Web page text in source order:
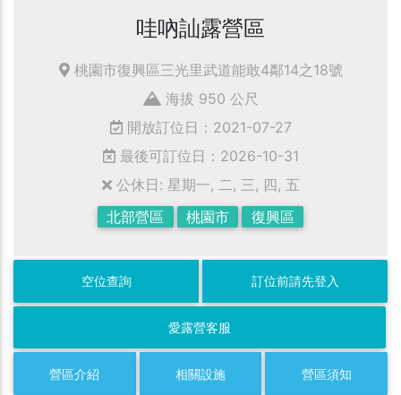
哇吶訕露營區
桃園市復興區三光里武道能敢4鄰14之18號
海拔 950 公尺
開放訂位日：2021-07-27
最後可訂位日：2026-10-31
公休日: 星期一, 二, 三, 四, 五
北部營區
桃園市 復興區
空位查詢 訂位前請先登入
愛露營客服
營區介紹 相關設施 營區須知